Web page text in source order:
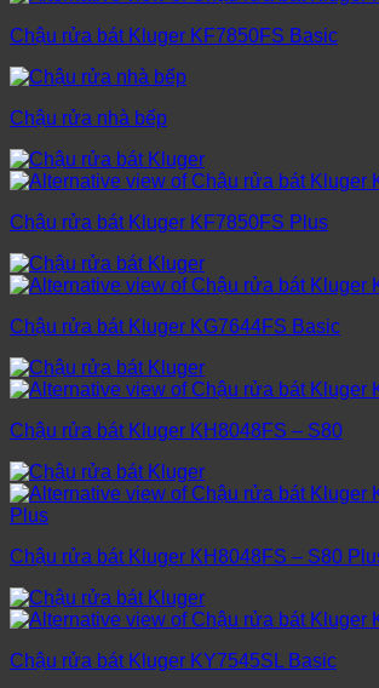
Chậu rửa bát Kluger KF7850FS Basic
Chậu rửa nhà bếp
Chậu rửa bát Kluger KF7850FS Plus
Chậu rửa bát Kluger KG7644FS Basic
Chậu rửa bát Kluger KH8048FS – S80
Chậu rửa bát Kluger KH8048FS – S80
Chậu rửa bát Kluger KY7545SL Basic